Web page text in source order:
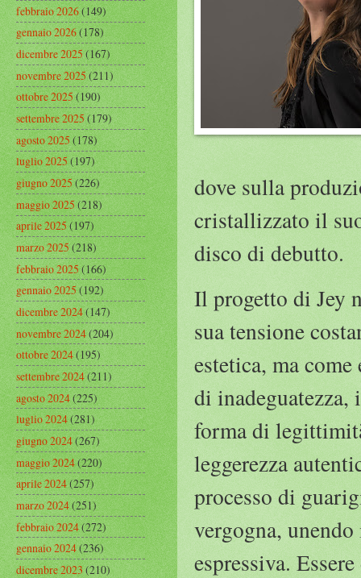
dove sulla
cristallizzato il
disco di debutto.
Il progetto di Jey
sua tensione
estetica, ma
di inadeguatezza,
forma di
leggerezza
processo di
vergogna,
espressiva.
febbraio 2026(149)
gennaio 2026(178)
dicembre 2025(167)
novembre 2025(211)
ottobre 2025(190)
settembre 2025(179)
agosto 2025(178)
luglio 2025(197)
giugno 2025(226)
maggio 2025(218)
aprile 2025(197)
marzo 2025(218)
febbraio 2025(166)
gennaio 2025(192)
dicembre 2024(147)
novembre 2024(204)
ottobre 2024(195)
settembre 2024(211)
agosto 2024(225)
luglio 2024(281)
giugno 2024(267)
maggio 2024(220)
aprile 2024(257)
marzo 2024(251)
febbraio 2024(272)
gennaio 2024(236)
dicembre 2023(210)